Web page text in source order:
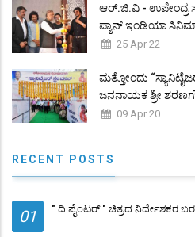
ಆರ್.ಜಿ.ವಿ - ಉಪೇಂದ್ರ
ಪ್ಯಾನ್ ಇಂಡಿಯಾ
25 Apr 22
ಮತ್ತೋಂದು
ಜನನಾಯಕ ಶ್ರೀ
09 Apr 20
RECENT POSTS
01 " ದಿ ಪೈಂಟರ್ " ಚಿತ್ರದ ನಿರ್ದೇಶಕರ